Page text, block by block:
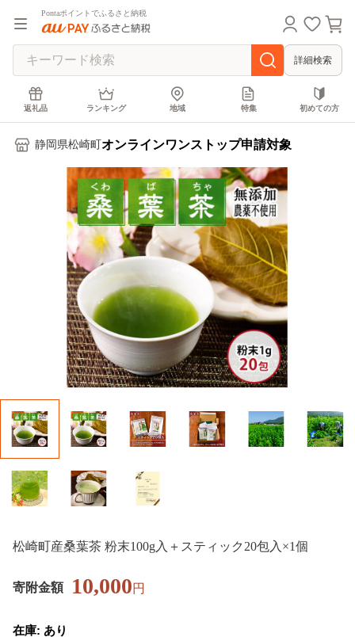
Pontaポイントでふるさと納税
詳細検索
返礼品 ランキング 地域 特集 初めての方
静岡県松崎町 オンラインワンストップ申請対象
松崎町産桑葉茶 粉末100g入＋スティック20包入×1個
寄附金額 10,000円
在庫: あり